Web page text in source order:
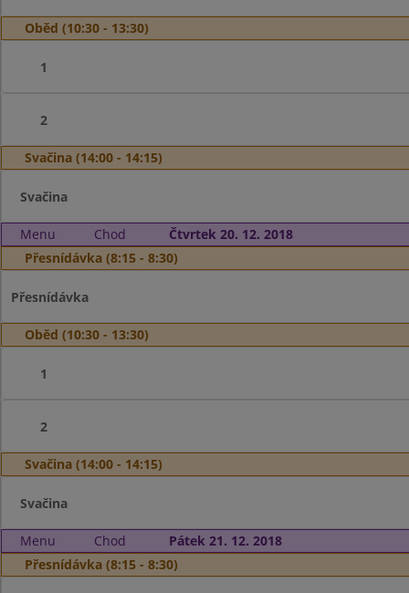
Oběd (10:30 - 13:30)
1
2
Svačina (14:00 - 14:15)
Svačina
Menu Chod
Čtvrtek 20. 12. 2018
Přesnídávka (8:15 - 8:30)
Přesnídávka
Oběd (10:30 - 13:30)
1
2
Svačina (14:00 - 14:15)
Svačina
Menu Chod
Pátek 21. 12. 2018
Přesnídávka (8:15 - 8:30)